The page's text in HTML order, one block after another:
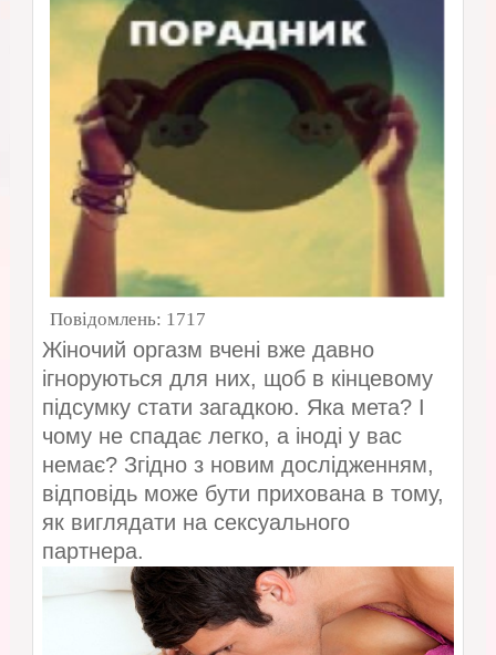
Повідомлень: 1717
Жіночий оргазм вчені вже давно
ігноруються для них, щоб в кінцевому
підсумку стати загадкою. Яка мета? І
чому не спадає легко, а іноді у вас
немає? Згідно з новим дослідженням,
відповідь може бути прихована в тому,
як виглядати на сексуального
партнера.